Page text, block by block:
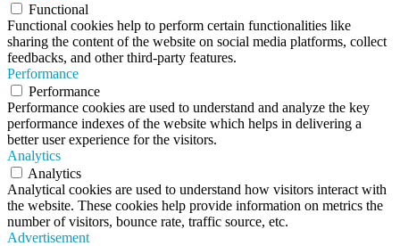
Functional
Functional cookies help to perform certain functionalities like
sharing the content of the website on social media platforms, collect
feedbacks, and other third-party features.
Performance
Performance
Performance cookies are used to understand and analyze the key
performance indexes of the website which helps in delivering a
better user experience for the visitors.
Analytics
Analytics
Analytical cookies are used to understand how visitors interact with
the website. These cookies help provide information on metrics the
number of visitors, bounce rate, traffic source, etc.
Advertisement